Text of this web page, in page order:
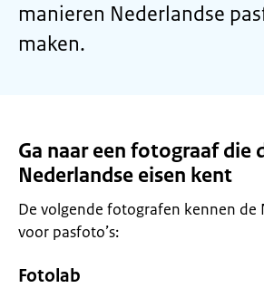
manieren Nederlandse
maken.
Ga naar een fotograaf die
Nederlandse eisen kent
De volgende fotografen kennen de
voor pasfoto’s:
Fotolab